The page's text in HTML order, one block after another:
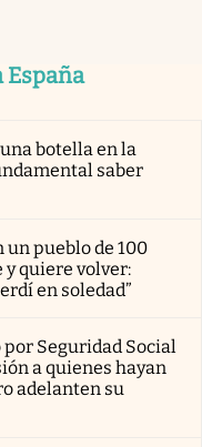
España
botella en la
saber
un pueblo de 100
quiere volver:
en soledad”
Seguridad Social
a quienes hayan
adelanten su